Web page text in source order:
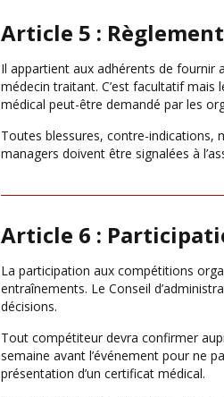
Article 5 :
Il appartient aux adhérents de fournir
médecin traitant. C’est facultatif
médical peut-être demandé par les
Toutes blessures, contre-indications,
managers doivent être signalées à
Article 6 :
La participation aux compétitions
entraînements. Le Conseil
décisions.
Tout compétiteur devra confirmer
semaine avant l’événement pour ne
présentation d’un certificat médical.